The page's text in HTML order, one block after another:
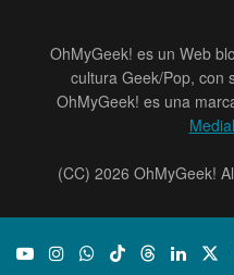
OhMyGeek! es un Web
cultura Geek/Pop, con
OhMyGeek! es una
(CC) 2026 OhMyGeek!